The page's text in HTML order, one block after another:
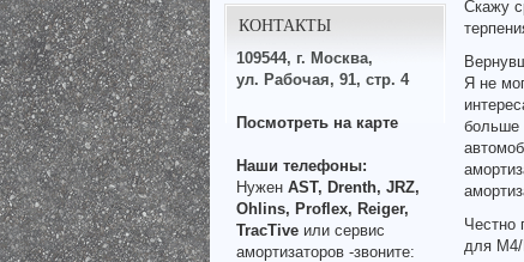
КОНТАКТЫ
109544, г. Москва,
ул. Рабочая, 91, стр. 4
Посмотреть на карте
Наши телефоны:
Нужен AST, Drenth, JRZ,
Ohlins, Proflex, Reiger,
TracTive или сервис
амортизаторов -звоните:
Скажу
Я не
больше
Честно
для М4/